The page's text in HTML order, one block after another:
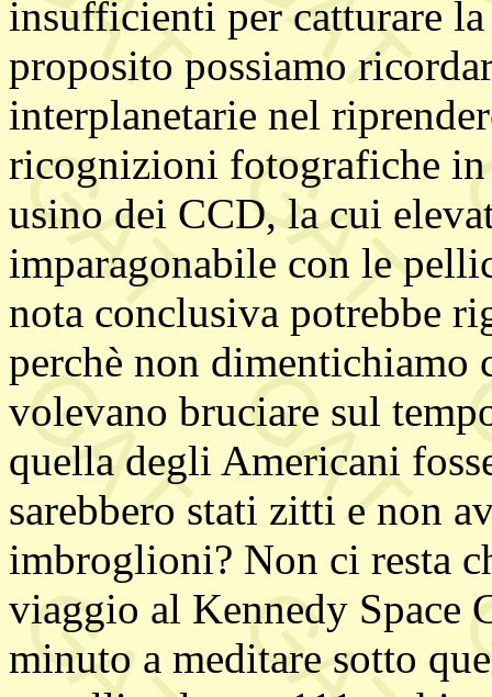
insufficienti per catturare
proposito possiamo
interplanetarie nel
ricognizioni fotografiche
usino dei CCD, la cui
imparagonabile con le
nota conclusiva potrebbe
perchè non
volevano bruciare sul
quella degli Americani
sarebbero stati zitti e non
imbroglioni? Non ci resta
viaggio al Kennedy Space
minuto a meditare sotto